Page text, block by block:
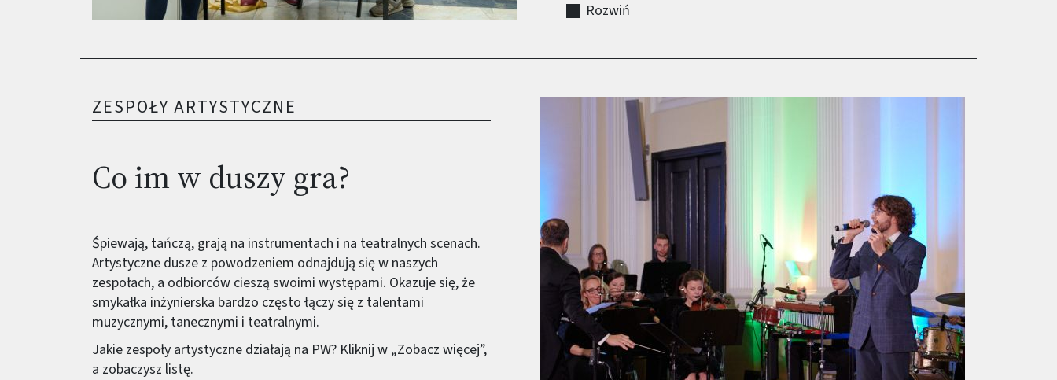
Rozwiń
ZESPOŁY ARTYSTYCZNE
Co im w duszy gra?
Śpiewają, tańczą, grają na instrumentach i na teatralnych scenach.
Artystyczne dusze z powodzeniem odnajdują się w naszych
zespołach, a odbiorców cieszą swoimi występami. Okazuje się, że
smykałka inżynierska bardzo często łączy się z talentami
muzycznymi, tanecznymi i teatralnymi.
Jakie zespoły artystyczne działają na PW? Kliknij w „Zobacz więcej”,
a zobaczysz listę.